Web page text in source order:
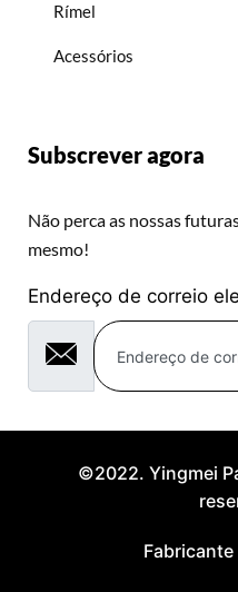
Rímel
Acessórios
Subscrever agora
Não perca as nossas
mesmo!
Endereço de correio
©2022. Yingmei